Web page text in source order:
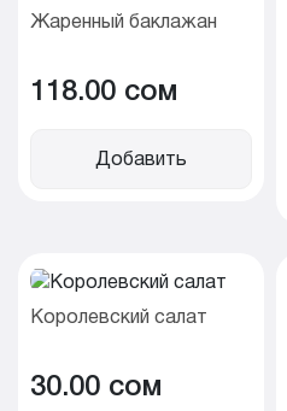
Жаренный баклажан
118.00 cом
Добавить
Королевский салат
30.00 cом